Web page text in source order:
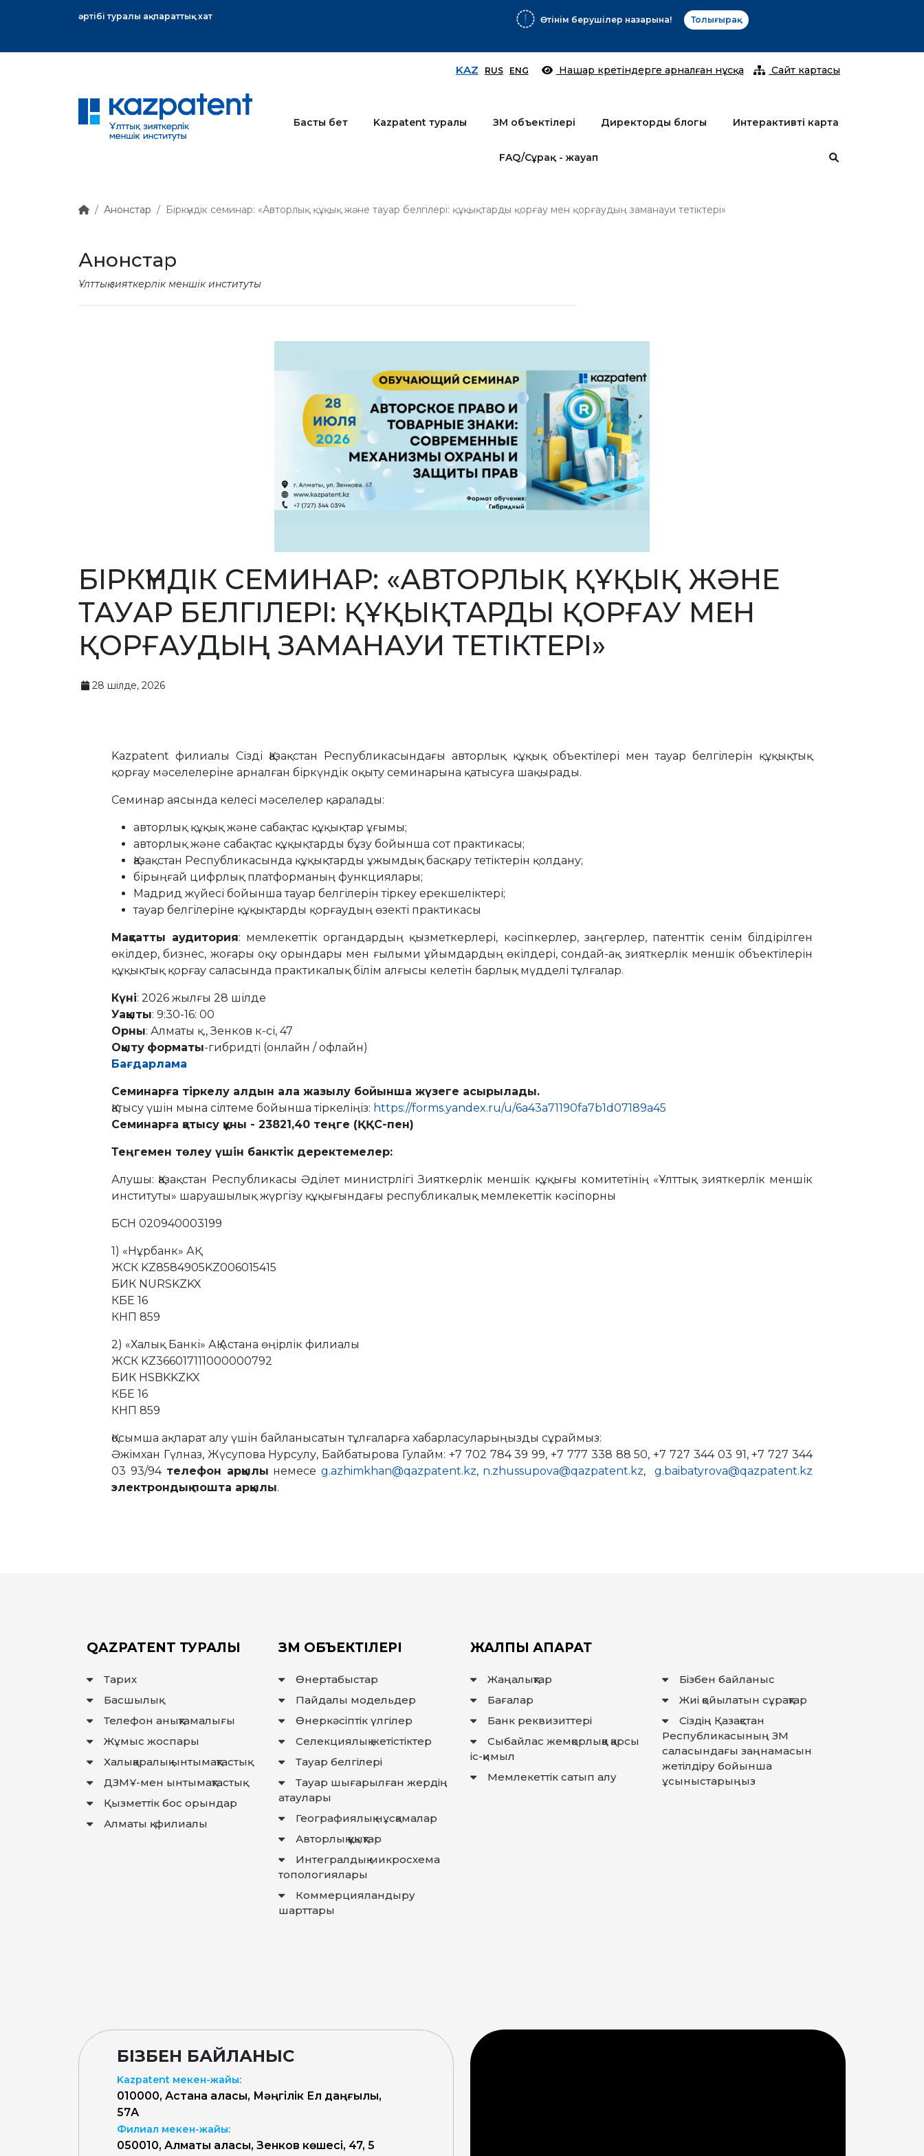
Толығырақ
KAZ RUS ENG Нашар көретіндерге арналған нұсқа Сайт картасы
Басты бет Kazpatent туралы ЗМ объектілері Директордың блогы Интерактивті карта
FAQ/Сұрақ - жауап
Анонстар Біркүндік семинар: «Авторлық құқық және тауар белгілері: құқықтарды қорғау мен қорғаудың заманауи тетіктері»
Анонстар
Ұлттық зияткерлік меншік институты
БІРКҮНДІК СЕМИНАР: «АВТОРЛЫҚ ҚҰҚЫҚ ЖӘНЕ
ТАУАР БЕЛГІЛЕРІ: ҚҰҚЫҚТАРДЫ ҚОРҒАУ МЕН
ҚОРҒАУДЫҢ ЗАМАНАУИ ТЕТІКТЕРІ»
28 шілде, 2026
Kazpatent филиалы Сізді Қазақстан Республикасындағы авторлық құқық объектілері мен тауар белгілерін құқықтық
қорғау мәселелеріне арналған біркүндік оқыту семинарына қатысуға шақырады.
Семинар аясында келесі мәселелер қаралады:
авторлық құқық және сабақтас құқықтар ұғымы;
авторлық және сабақтас құқықтарды бұзу бойынша сот практикасы;
Қазақстан Республикасында құқықтарды ұжымдық басқару тетіктерін қолдану;
бірыңғай цифрлық платформаның функциялары;
Мадрид жүйесі бойынша тауар белгілерін тіркеу ерекшеліктері;
тауар белгілеріне құқықтарды қорғаудың өзекті практикасы
Мақсатты аудитория: мемлекеттік органдардың қызметкерлері, кәсіпкерлер, заңгерлер, патенттік сенім білдірілген
өкілдер, бизнес, жоғары оқу орындары мен ғылыми ұйымдардың өкілдері, сондай-ақ зияткерлік меншік объектілерін
құқықтық қорғау саласында практикалық білім алғысы келетін барлық мүдделі тұлғалар.
Күні: 2026 жылғы 28 шілде
Уақыты: 9:30-16: 00
Орны: Алматы қ., Зенков к-сі, 47
Оқыту форматы-гибридті (онлайн / офлайн)
Бағдарлама
Семинарға тіркелу алдын ала жазылу бойынша жүзеге асырылады.
Қатысу үшін мына сілтеме бойынша тіркеліңіз: https://forms.yandex.ru/u/6a43a71190fa7b1d07189a45
Семинарға қатысу құны - 23821,40 теңге (ҚҚС-пен)
Теңгемен төлеу үшін банктік деректемелер:
Алушы: Қазақстан Республикасы Әділет министрлігі Зияткерлік меншік құқығы комитетінің «Ұлттық зияткерлік меншік
институты» шаруашылық жүргізу құқығындағы республикалық мемлекеттік кәсіпорны
БСН 020940003199
1) «Нұрбанк» АҚ
ЖСК KZ8584905KZ006015415
БИК NURSKZKX
КБЕ 16
КНП 859
2) «Халық Банкі» АҚ Астана өңірлік филиалы
ЖСК KZ366017111000000792
БИК HSBKKZKX
КБЕ 16
КНП 859
Қосымша ақпарат алу үшін байланысатын тұлғаларға хабарласуларыңызды сұраймыз:
Әжімхан Гүлназ, Жүсупова Нурсулу, Байбатырова Гулайм: +7 702 784 39 99, +7 777 338 88 50, +7 727 344 03 91, +7 727 344
03 93/94телефон арқылы немесе g.azhimkhan@qazpatent.kz, n.zhussupova@qazpatent.kz, g.baibatyrova@qazpatent.kz
электрондық пошта арқылы.
QAZPATENT ТУРАЛЫ
Тарих
Басшылық
Телефон анықтамалығы
Жұмыс жоспары
Халықаралық ынтымақтастық
ДЗМҰ-мен ынтымақтастық
Қызметтік бос орындар
Алматы қ. филиалы
ЗМ ОБЪЕКТІЛЕРІ
Өнертабыстар
Пайдалы модельдер
Өнеркәсіптік үлгілер
Селекциялық жетістіктер
Тауар белгілері
Тауар шығарылған жердiң
атаулары
Географиялық нұсқамалар
Авторлық құқықтар
Интегралдық микросхема
топологиялары
Коммерцияландыру
шарттары
ЖАЛПЫ АҚПАРАТ
Жаңалықтар
Бағалар
Банк реквизиттері
Сыбайлас жемқорлыққа қарсы
іс-қимыл
Мемлекеттiк сатып алу
Бізбен байланыс
Жиі қойылатын сұрақтар
Сіздің Қазақстан
Республикасының ЗМ
саласындағы заңнамасын
жетілдіру бойынша
ұсыныстарыңыз
БІЗБЕН БАЙЛАНЫС
Kazpatent мекен-жайы:
010000, Астана қаласы, Мәңгілік Ел даңғылы,
57А
Филиал мекен-жайы:
050010, Алматы қаласы, Зенков көшесі, 47, 5